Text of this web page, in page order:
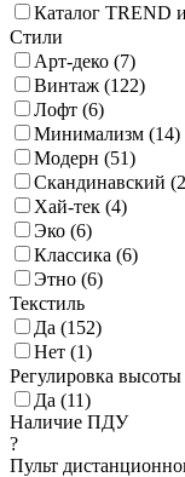
Каталог TREND
Стили
Арт-деко (7)
Винтаж (122)
Лофт (6)
Минимализм (14)
Модерн (51)
Скандинавский (
Хай-тек (4)
Эко (6)
Классика (6)
Этно (6)
Текстиль
Да (152)
Нет (1)
Регулировка высоты
Да (11)
Наличие ПДУ
?
Пульт